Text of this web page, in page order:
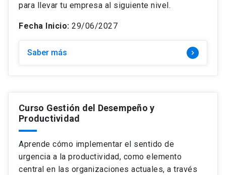
para llevar tu empresa al siguiente nivel.
Fecha Inicio: 29/06/2027
Saber más keyboard_arrow_right
Curso Gestión del Desempeño y
Productividad
Aprende cómo implementar el sentido de
urgencia a la productividad, como elemento
central en las organizaciones actuales, a través